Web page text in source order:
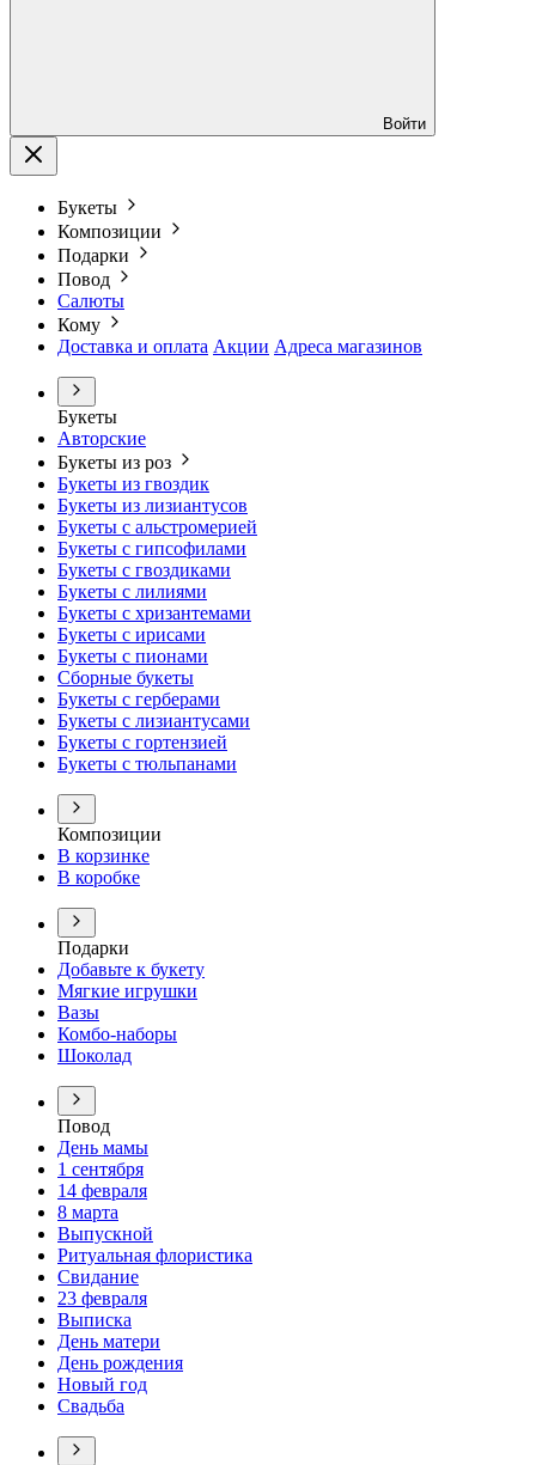
Войти
Букеты
Композиции
Подарки
Повод
Салюты
Кому
Доставка и оплата Акции Адреса магазинов
Букеты
Авторские
Букеты из роз
Букеты из гвоздик
Букеты из лизиантусов
Букеты с альстромерией
Букеты с гипсофилами
Букеты с гвоздиками
Букеты с лилиями
Букеты с хризантемами
Букеты с ирисами
Букеты с пионами
Сборные букеты
Букеты с герберами
Букеты с лизиантусами
Букеты с гортензией
Букеты с тюльпанами
Композиции
В корзинке
В коробке
Подарки
Добавьте к букету
Мягкие игрушки
Вазы
Комбо-наборы
Шоколад
Повод
День мамы
1 сентября
14 февраля
8 марта
Выпускной
Ритуальная флористика
Свидание
23 февраля
Выписка
День матери
День рождения
Новый год
Свадьба